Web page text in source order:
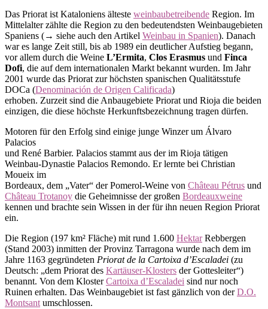
Das Priorat ist Kataloniens älteste weinbaubetreibende Region. Im
Mittelalter zählte die Region zu den bedeutendsten Weinbaugebieten
Spaniens (→ siehe auch den Artikel Weinbau in Spanien). Danach
war es lange Zeit still, bis ab 1989 ein deutlicher Aufstieg begann,
vor allem durch die Weine L’Ermita, Clos Erasmus und Finca
Dofi, die auf dem internationalen Markt bekannt wurden. Im Jahr
2001 wurde das Priorat zur höchsten spanischen Qualitätsstufe
DOCa (Denominación de Origen Calificada)
erhoben. Zurzeit sind die Anbaugebiete Priorat und Rioja die beiden
einzigen, die diese höchste Herkunftsbezeichnung tragen dürfen.
Motoren für den Erfolg sind einige junge Winzer um Álvaro
Palacios
und René Barbier. Palacios stammt aus der im Rioja tätigen
Weinbau-Dynastie Palacios Remondo. Er lernte bei Christian
Moueix im
Bordeaux, dem „Vater“ der Pomerol-Weine von Château Pétrus und
Château Trotanoy die Geheimnisse der großen Bordeauxweine
kennen und brachte sein Wissen in der für ihn neuen Region Priorat
ein.
Die Region (197 km² Fläche) mit rund 1.600 HektarRebbergen
(Stand 2003) inmitten der Provinz Tarragona wurde nach dem im
Jahre 1163 gegründeten Priorat de la Cartoixa d’Escaladei (zu
Deutsch: „dem Priorat des Kartäuser-Klosters der Gottesleiter“)
benannt. Von dem KlosterCartoixa d’Escaladei sind nur noch
Ruinen erhalten. Das Weinbaugebiet ist fast gänzlich von derD.O.
Montsantumschlossen.